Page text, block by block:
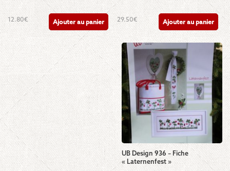
12.80€ Ajouter au panier 29.50€ Ajouter au panier
UB Design 936 – Fiche
« Laternenfest »